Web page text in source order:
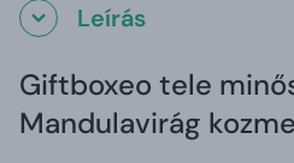
Leírás
Giftboxeo tele
Mandulavirág